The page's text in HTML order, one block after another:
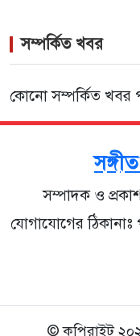
সম্পর্কিত খবর
কোনো সম্পর্কিত খবর
সম্পাদক ও
যোগাযোগের
© কপিরাইট